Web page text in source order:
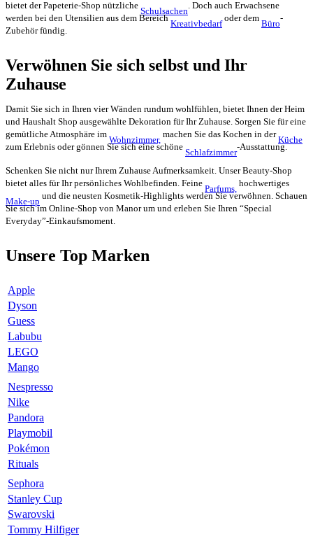
bietet der Papeterie-Shop nützliche
Schulsachen
. Doch auch Erwachsene
werden bei den Utensilien aus dem Bereich
Kreativbedarf
oder dem
Büro
-
Zubehör fündig.
Verwöhnen Sie sich selbst und Ihr
Zuhause
Damit Sie sich in Ihren vier Wänden rundum wohlfühlen, bietet Ihnen der Heim
und Haushalt Shop ausgewählte Dekoration für Ihr Zuhause. Sorgen Sie für eine
gemütliche Atmosphäre im
Wohnzimmer,
machen Sie das Kochen in der
Küche
zum Erlebnis oder gönnen Sie sich eine schöne
Schlafzimmer
-Ausstattung.
Schenken Sie nicht nur Ihrem Zuhause Aufmerksamkeit. Unser Beauty-Shop
bietet alles für Ihr persönliches Wohlbefinden. Feine
Parfums,
hochwertiges
Make-up
und die neusten Kosmetik-Highlights werden Sie verwöhnen. Schauen
Sie sich im Online-Shop von Manor um und erleben Sie Ihren “Special
Everyday”-Einkaufsmoment.
Unsere Top Marken
Apple
Dyson
Guess
Labubu
LEGO
Mango
Nespresso
Nike
Pandora
Playmobil
Pokémon
Rituals
Sephora
Stanley Cup
Swarovski
Tommy Hilfiger